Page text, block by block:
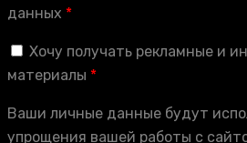
данных *
Хочу получать рекламные и
материалы *
Ваши личные данные будут
упрощения вашей работы с